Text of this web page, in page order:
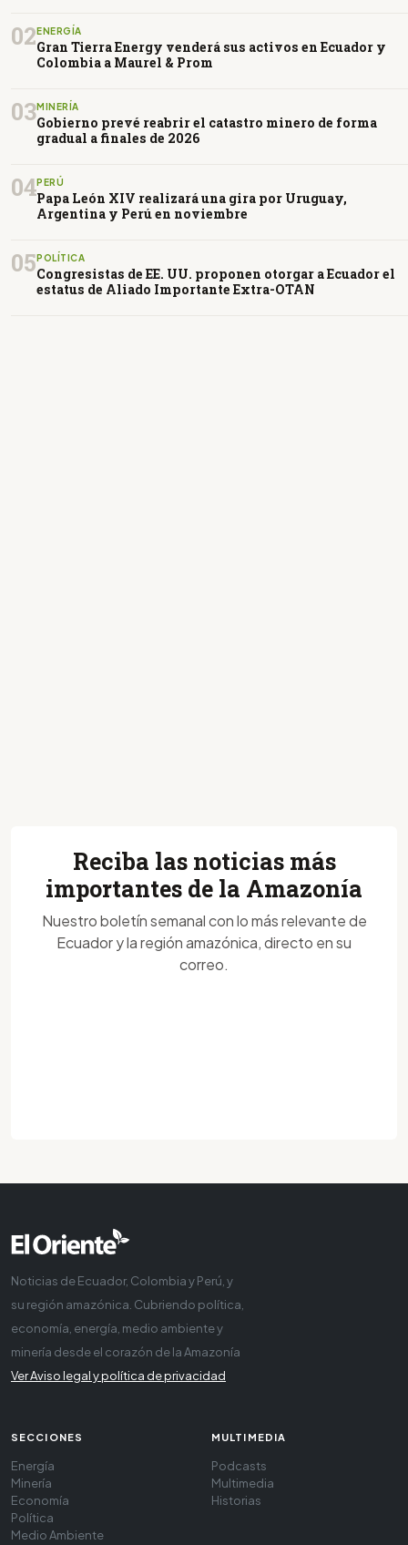
02ENERGÍA
Gran Tierra Energy venderá sus activos en Ecuador y
Colombia a Maurel & Prom
03MINERÍA
Gobierno prevé reabrir el catastro minero de forma
gradual a finales de 2026
04PERÚ
Papa León XIV realizará una gira por Uruguay,
Argentina y Perú en noviembre
05POLÍTICA
Congresistas de EE. UU. proponen otorgar a Ecuador el
estatus de Aliado Importante Extra-OTAN
Reciba las noticias más
importantes de la Amazonía
Nuestro boletín semanal con lo más relevante de
Ecuador y la región amazónica, directo en su
correo.
Noticias de Ecuador, Colombia y Perú, y
su región amazónica. Cubriendo política,
economía, energía, medio ambiente y
minería desde el corazón de la Amazonía
Ver Aviso legal y política de privacidad
SECCIONES
Energía
Minería
Economía
Política
Medio Ambiente
MULTIMEDIA
Podcasts
Multimedia
Historias